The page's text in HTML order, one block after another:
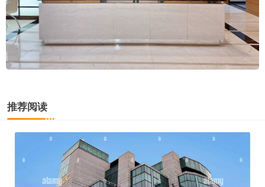
推荐阅读